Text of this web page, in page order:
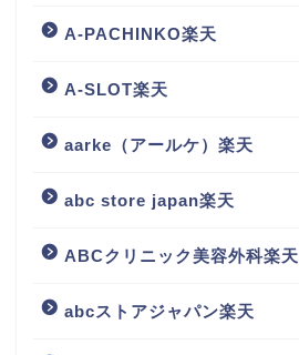
A-PACHINKO楽天
A-SLOT楽天
aarke（アールケ）楽天
abc store japan楽天
ABCクリニック美容外科楽天
abcストアジャパン楽天